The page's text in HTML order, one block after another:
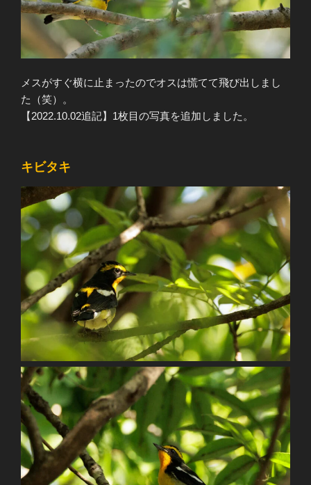
メスがすぐ横に止まったのでオスは慌てて飛び出しまし
た（笑）。
【2022.10.02追記】1枚目の写真を追加しました。
キビタキ